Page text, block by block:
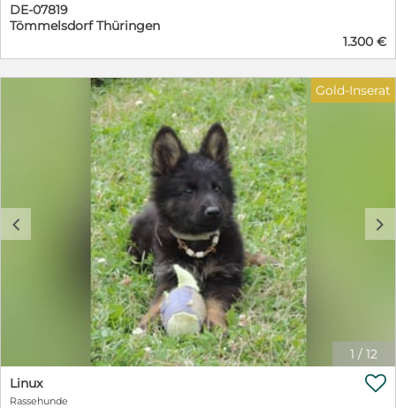
DE-07819
Tömmelsdorf Thüringen
1.300 €
1 / 12
c d
Gold-Inserat
Linux
Rassehunde
